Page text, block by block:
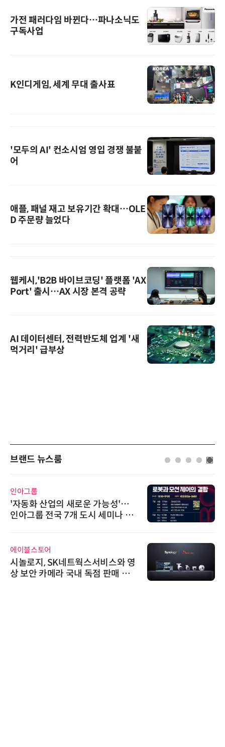
가전 패러다임 바뀐다…파나소닉도
구독사업
K인디게임, 세계 무대 출사표
'모두의 AI' 컨소시엄 영입 경쟁 불붙
어
애플, 패널 재고 보유기간 확대…OLE
D 주문량 늘었다
웹케시,'B2B 바이브코딩' 플랫폼 'AX
Port' 출시…AX 시장 본격 공략
AI 데이터센터, 전력반도체 업계 '새
먹거리' 급부상
브랜드 뉴스룸
인아그룹
'자동화 산업의 새로운 가능성'…
인아그룹 전국 7개 도시 세미나 페
에이블스토어
시놀로지, SK네트웍스서비스와 영
상 보안 카메라 국내 독점 판매 파